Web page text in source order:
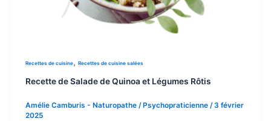
Recettes de cuisine, Recettes de cuisine salées
Recette de Salade de Quinoa et Légumes Rôtis
Amélie Camburis - Naturopathe / Psychopraticienne /3 février
2025